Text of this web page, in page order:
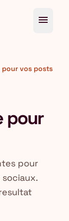
menu
vos posts
pour
pour